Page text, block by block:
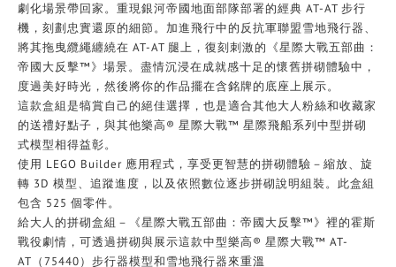
劇化場景帶回家。重現銀河帝國地面部隊部署的經典 AT-AT 步行
機，刻劃忠實還原的細節。加進飛行中的反抗軍聯盟雪地飛行器、
將其拖曳纜繩纏繞在 AT-AT 腿上，復刻刺激的《星際大戰五部曲：
帝國大反擊™》場景。盡情沉浸在成就感十足的懷舊拼砌體驗中，
度過美好時光，然後將你的作品擺在含銘牌的底座上展示。
這款盒組是犒賞自己的絕佳選擇，也是適合其他大人粉絲和收藏家
的送禮好點子，與其他樂高® 星際大戰™ 星際飛船系列中型拼砌
式模型相得益彰。
使用 LEGO Builder 應用程式，享受更智慧的拼砌體驗－縮放、旋
轉 3D 模型、追蹤進度，以及依照數位逐步拼砌說明組裝。此盒組
包含 525 個零件。
給大人的拼砌盒組－《星際大戰五部曲：帝國大反擊™》裡的霍斯
戰役劇情，可透過拼砌與展示這款中型樂高® 星際大戰™ AT-
AT（75440）步行器模型和雪地飛行器來重溫